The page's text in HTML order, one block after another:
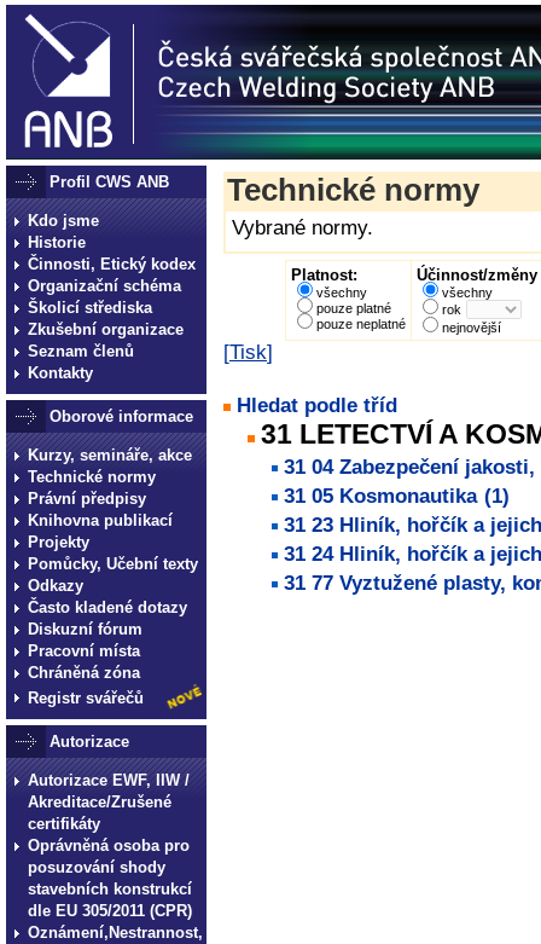
Profil CWS ANB
Kdo jsme
Historie
Činnosti, Etický kodex
Organizační schéma
Školicí střediska
Zkušební organizace
Seznam členů
Kontakty
Oborové informace
Kurzy, semináře, akce
Technické normy
Právní předpisy
Knihovna publikací
Projekty
Pomůcky, Učební texty
Odkazy
Často kladené dotazy
Diskuzní fórum
Pracovní místa
Chráněná zóna
Registr svářečů
Autorizace
Autorizace EWF, IIW /
Akreditace/Zrušené
certifikáty
Oprávněná osoba pro
posuzování shody
stavebních konstrukcí
dle EU 305/2011 (CPR)
Oznámení,Nestrannost,
Technické normy
Vybrané normy.
Platnost:
všechny
pouze platné
pouze neplatné
Účinnost/změny
všechny
rok
nejnovější
[Tisk]
Hledat podle tříd
31 LETECTVÍ A
31 04 Zabezpečení
31 05 Kosmonautika (1)
31 23 Hliník, hořčík a
31 24 Hliník, hořčík a
31 77 Vyztužené plasty,